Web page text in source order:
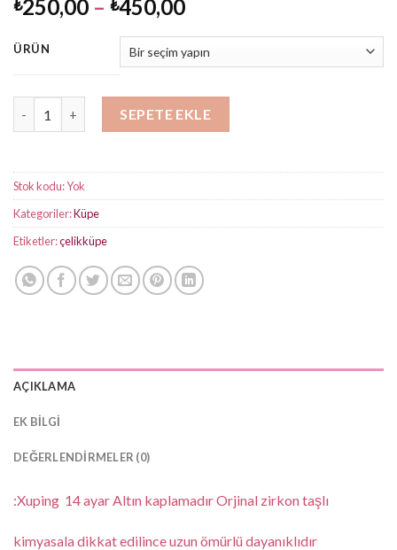
₺250,00 – ₺450,00Fiyat
₺250,00
-
₺450,00
ÜRÜN
SEPETE EKLE
Stok kodu:Yok
Kategoriler:Küpe
Etiketler:çelikküpe
AÇIKLAMA
EK BILGI
DEĞERLENDIRMELER (0)
:Xuping 14 ayar Altın kaplamadır Orjinal zirkon taşlı
kimyasala dikkat edilince uzun ömürlü dayanıklıdır